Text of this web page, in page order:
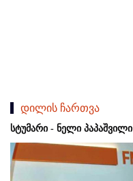
დილის ჩართვა
სტუმარი - ნელი პაპაშვილი